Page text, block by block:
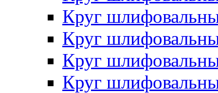
Круг
Круг
Круг
Круг